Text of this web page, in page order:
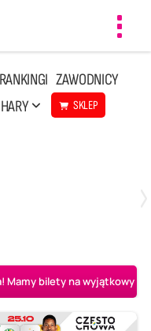
RANKINGI ZAWODNICY
SKLEP
Mamy bilety na wyjątkowy